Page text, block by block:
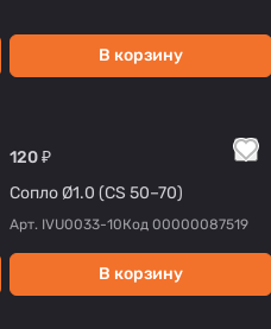
В корзину
120 ₽
Сопло Ø1.0 (CS 50–70)
Арт. IVU0033-10Код 00000087519
В корзину